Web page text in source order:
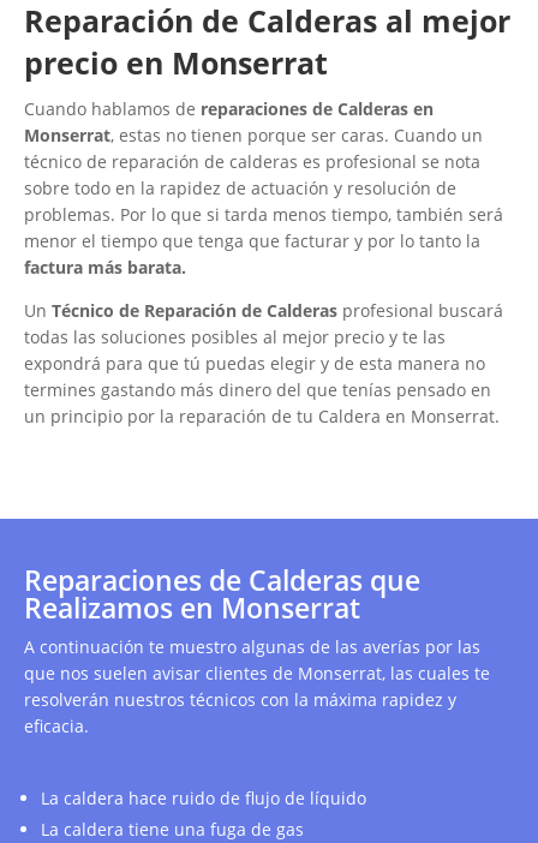
Reparación de Calderas al mejor
precio en Monserrat
Cuando hablamos de reparaciones de Calderas en
Monserrat, estas no tienen porque ser caras. Cuando un
técnico de reparación de calderas es profesional se nota
sobre todo en la rapidez de actuación y resolución de
problemas. Por lo que si tarda menos tiempo, también será
menor el tiempo que tenga que facturar y por lo tanto la
factura más barata.
Un Técnico de Reparación de Calderas profesional buscará
todas las soluciones posibles al mejor precio y te las
expondrá para que tú puedas elegir y de esta manera no
termines gastando más dinero del que tenías pensado en
un principio por la reparación de tu Caldera en Monserrat.
Reparaciones de Calderas que
Realizamos en Monserrat
A continuación te muestro algunas de las averías por las
que nos suelen avisar clientes de Monserrat, las cuales te
resolverán nuestros técnicos con la máxima rapidez y
eficacia.
La caldera hace ruido de flujo de líquido
La caldera tiene una fuga de gas